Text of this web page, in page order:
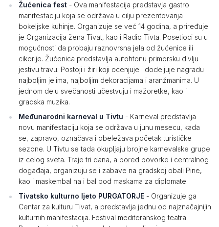
Žućenica fest - Ova manifestacija predstavja gastro
manifestaciju koja se održava u cilju prezentovanja
bokeljske kuhinje. Organizuje se već 14 godina, a priređuje
je Organizacija žena Tivat, kao i Radio Tivta. Posetioci su u
mogućnosti da probaju raznovrsna jela od žućenice ili
cikorije. Žućenica predstavlja autohtonu primorsku divlju
jestivu travu. Postoji i žiri koji ocenjuje i dodeljuje nagradu
najboljim jelima, najboljim dekoracijama i aranžmanima. U
jednom delu svečanosti učestvuju i mažoretke, kao i
gradska muzika.
Međunarodni karneval u Tivtu - Karneval predstavlja
novu manifestaciju koja se održava u junu mesecu, kada
se, zapravo, označava i obeležava početak turističke
sezone. U Tivtu se tada okupljaju brojne karnevalske grupe
iz celog sveta. Traje tri dana, a pored povorke i centralnog
događaja, organizuju se i zabave na gradskoj obali Pine,
kao i maskembal na i bal pod maskama za diplomate.
Tivatsko kulturno ljeto PURGATORJE - Organizuje ga
Centar za kulturu Tivat, a predstavlja jednu od najznačajnijih
kulturnih manifestacija. Festival mediteranskog teatra